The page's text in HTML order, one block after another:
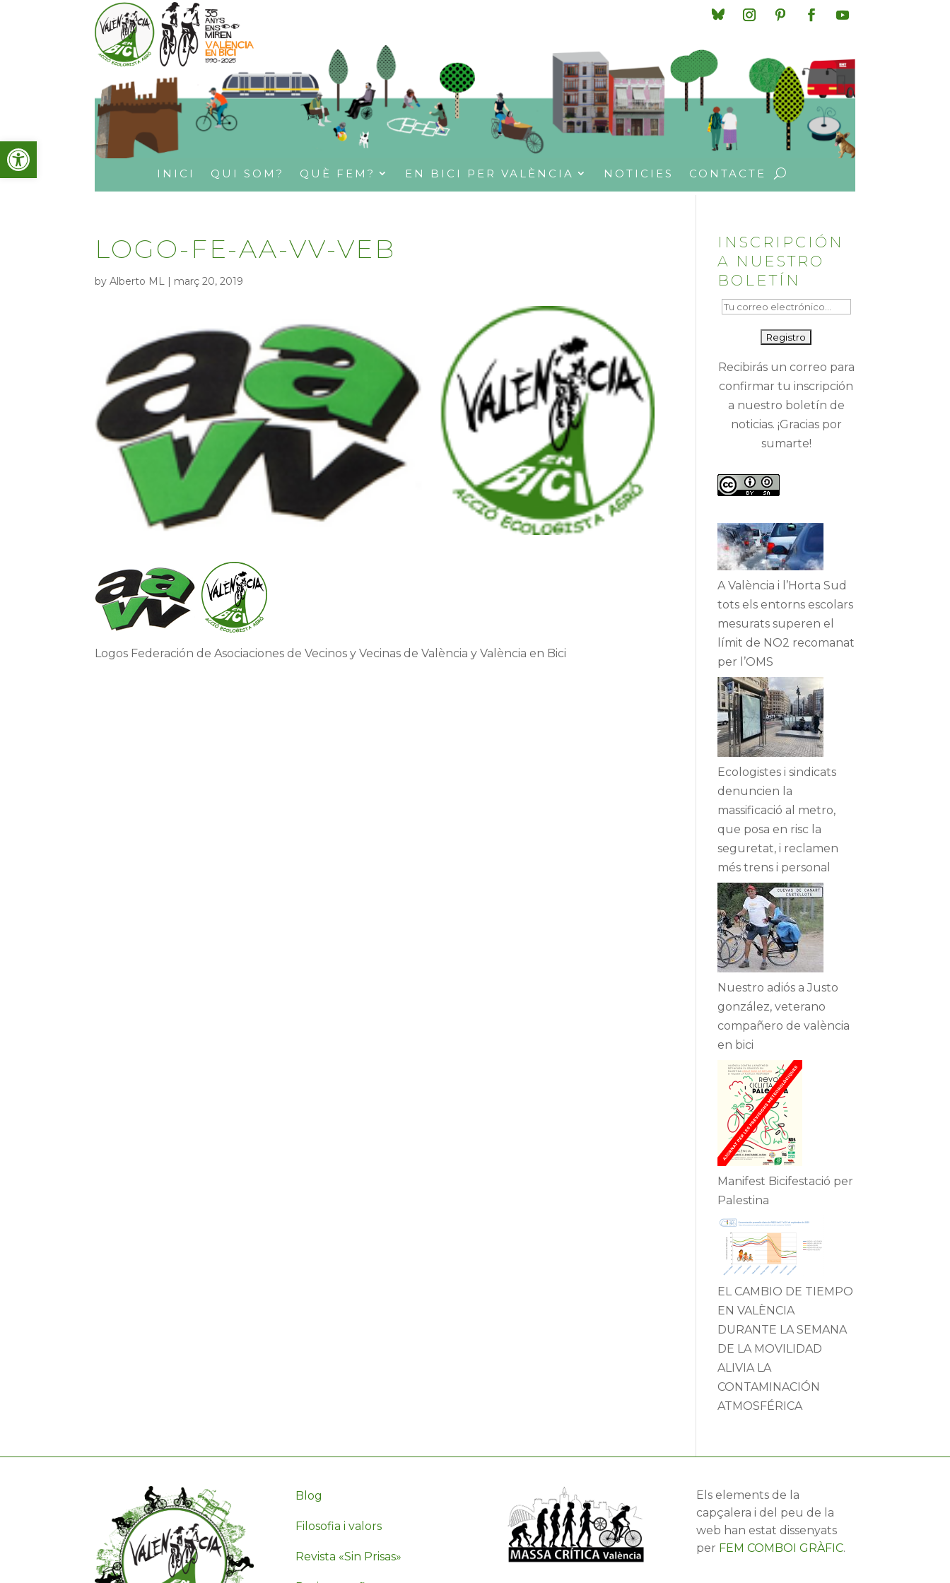
Obre la barra d'eines
INICI QUI SOM? QUÈ FEM? EN BICI PER VALÈNCIA NOTICIES CONTACTE
LOGO-FE-AA-VV-VEB
byAlberto ML | març 20, 2019
Logos Federación de Asociaciones de Vecinos y Vecinas de València y València en Bici
INSCRIPCIÓN
A NUESTRO
BOLETÍN
Recibirás un correo para
confirmar tu inscripción
a nuestro boletín de
noticias. ¡Gracias por
sumarte!
A València i l’Horta Sud
tots els entorns escolars
mesurats superen el
límit de NO2 recomanat
per l’OMS
Ecologistes i sindicats
denuncien la
massificació al metro,
que posa en risc la
seguretat, i reclamen
més trens i personal
Nuestro adiós a Justo
gonzález, veterano
compañero de valència
en bici
Manifest Bicifestació per
Palestina
EL CAMBIO DE TIEMPO
EN VALÈNCIA
DURANTE LA SEMANA
DE LA MOVILIDAD
ALIVIA LA
CONTAMINACIÓN
ATMOSFÉRICA
Blog
Filosofia i valors
Revista «Sin Prisas»
Els elements de la
capçalera i del peu de la
web han estat dissenyats
per FEM COMBOI GRÀFIC.